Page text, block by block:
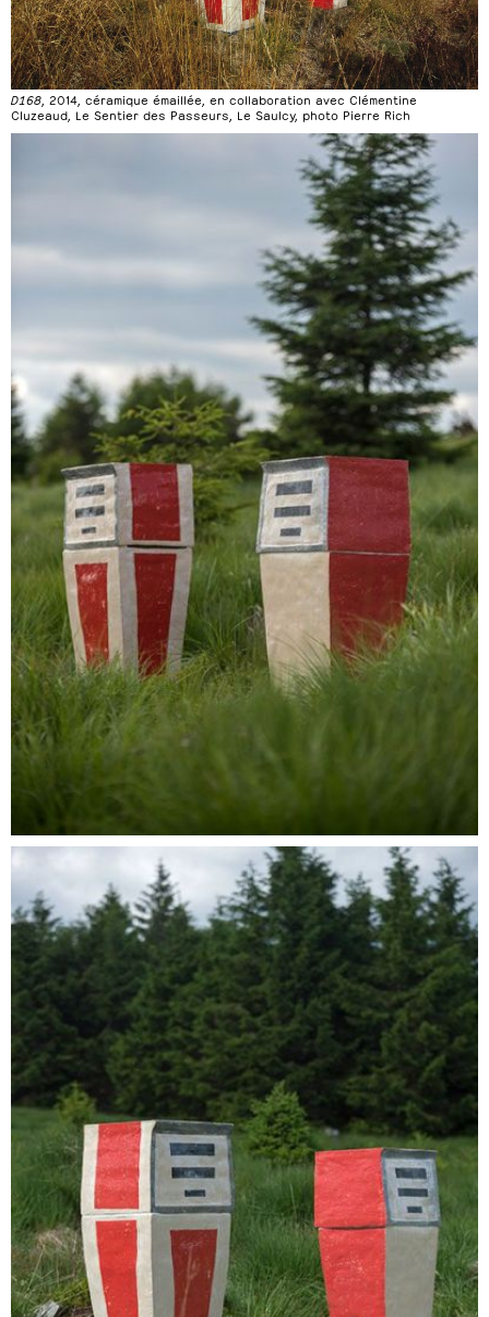
D168 , 2014, céramique émaillée, en collaboration avec Clémentine
Cluzeaud, Le Sentier des Passeurs, Le Saulcy, photo Pierre Rich